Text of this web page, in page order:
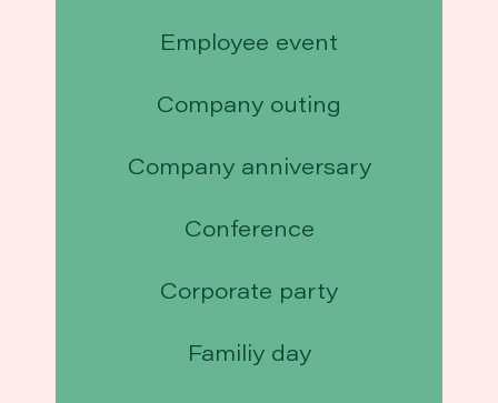
Employee event
Company outing
Company anniversary
Conference
Corporate party
Familiy day